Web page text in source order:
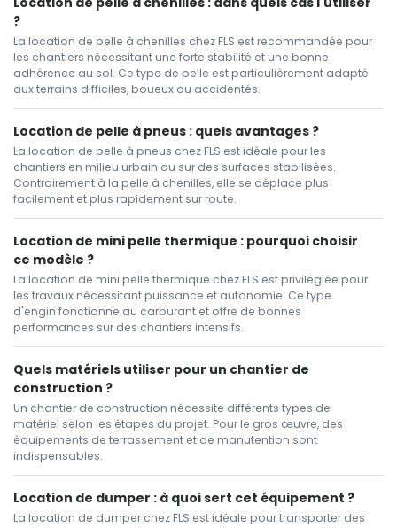
?
La location de pelle à chenilles chez FLS est recommandée pour
les chantiers nécessitant une forte stabilité et une bonne
adhérence au sol. Ce type de pelle est particulièrement adapté
aux terrains difficiles, boueux ou accidentés.
Location de pelle à pneus : quels avantages ?
La location de pelle à pneus chez FLS est idéale pour les
chantiers en milieu urbain ou sur des surfaces stabilisées.
Contrairement à la pelle à chenilles, elle se déplace plus
facilement et plus rapidement sur route.
Location de mini pelle thermique : pourquoi choisir
ce modèle ?
La location de mini pelle thermique chez FLS est privilégiée pour
les travaux nécessitant puissance et autonomie. Ce type
d'engin fonctionne au carburant et offre de bonnes
performances sur des chantiers intensifs.
Quels matériels utiliser pour un chantier de
construction ?
Un chantier de construction nécessite différents types de
matériel selon les étapes du projet. Pour le gros œuvre, des
équipements de terrassement et de manutention sont
indispensables.
Location de dumper : à quoi sert cet équipement ?
La location de dumper chez FLS est idéale pour transporter des